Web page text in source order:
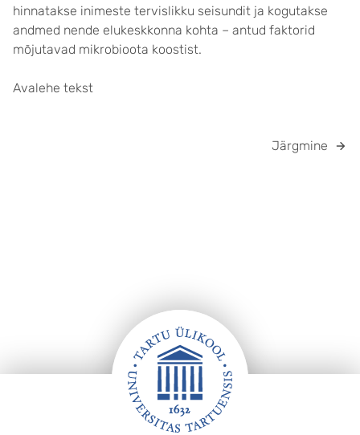
hinnatakse inimeste tervislikku seisundit ja kogutakse
andmed nende elukeskkonna kohta – antud faktorid
mõjutavad mikrobioota koostist.
Avalehe tekst
Järgmine